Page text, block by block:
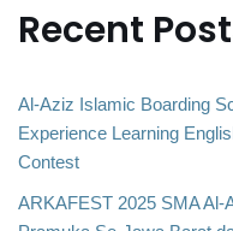
Recent
Al-Aziz Islamic Boarding
Experience Learning
Contest
ARKAFEST 2025 SMA